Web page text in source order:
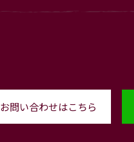
お問い合わせはこちら